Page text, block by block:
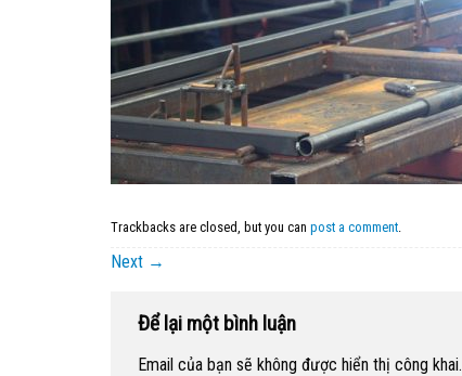
Trackbacks are closed, but you can post a comment.
Next →
Để lại một bình luận
Email của bạn sẽ không được hiển thị công khai.